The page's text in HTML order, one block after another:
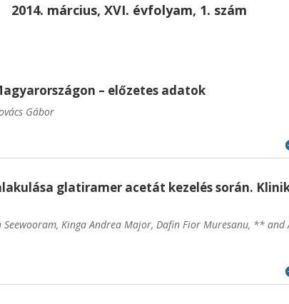
2014. március, XVI. évfolyam, 1. szám
– előzetes adatok
Gábor
glatiramer acetát kezelés során.
Kinga Andrea Major, Dafin Fior Muresanu, ** and